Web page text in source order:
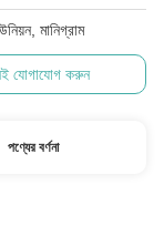
মানিগ্রাম
যোগাযোগ করুন
পণ্যের বর্ণনা